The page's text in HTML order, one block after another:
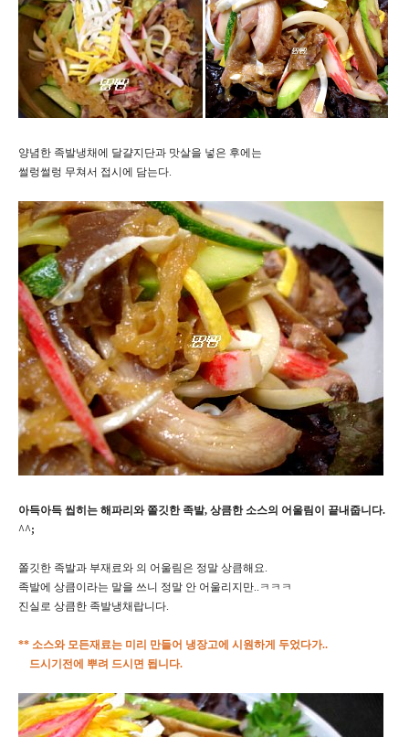
양념한 족발냉채에 달걀지단과 맛살을 넣은 후에는
썰렁썰렁 무쳐서 접시에 담는다.
아득아득 씹히는 해파리와 쫄깃한 족발, 상큼한 소스의 어울림이 끝내줍니다.
^^;
쫄깃한 족발과 부재료와 의 어울림은 정말 상큼해요.
족발에 상큼이라는 말을 쓰니 정말 안 어울리지만..ㅋㅋㅋ
진실로 상큼한 족발냉채랍니다.
** 소스와 모든재료는 미리 만들어 냉장고에 시원하게 두었다가..
드시기전에 뿌려 드시면 됩니다.